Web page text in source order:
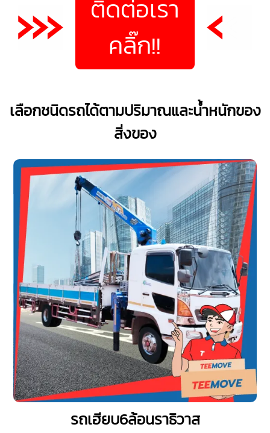
ติดต่อเรา
คลิ๊ก!!
เลือกชนิดรถได้ตามปริมาณและน้ำหนักของ
สิ่งของ
รถเฮียบ6ล้อนราธิวาส